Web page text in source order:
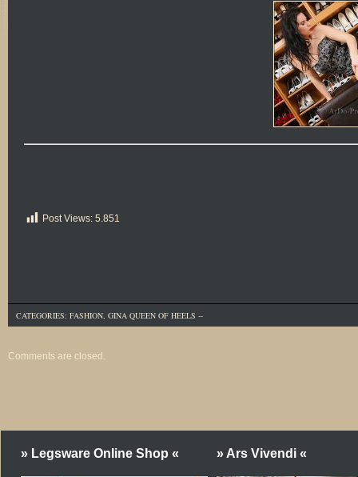
Post Views: 5.851
CATEGORIES: FASHION, GINA QUEEN OF HEELS --
Comments are closed.
» Legsware Online Shop « » Ars Vivendi «